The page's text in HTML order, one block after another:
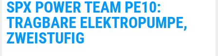
SPX POWER TEAM PE10:
TRAGBARE ELEKTROPUMPE,
ZWEISTUFIG